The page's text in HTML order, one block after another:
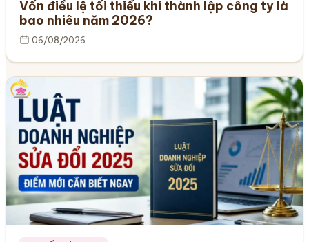
Vốn điều lệ tối thiểu khi thành lập công ty là
bao nhiêu năm 2026?
06/08/2026